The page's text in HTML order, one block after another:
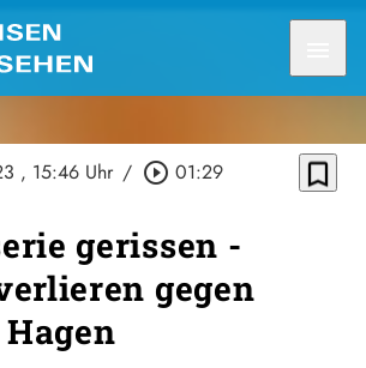
, 15:46 Uhr / play_circle_outline 01:29 bookmark_border
gerissen -
gegen